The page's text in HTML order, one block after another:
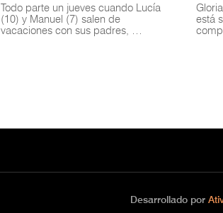
Todo parte un jueves cuando Lucía
(10) y Manuel (7) salen de
vacaciones con sus padres, …
está
Desarrollado por